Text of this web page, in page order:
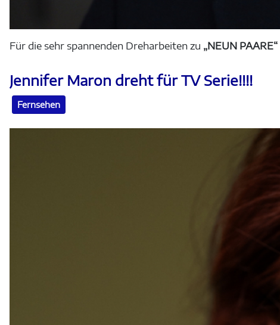
Für die sehr spannenden Dreharbeiten zu „NEUN PAARE“
Jennifer Maron dreht für TV Serie!!!!
Fernsehen